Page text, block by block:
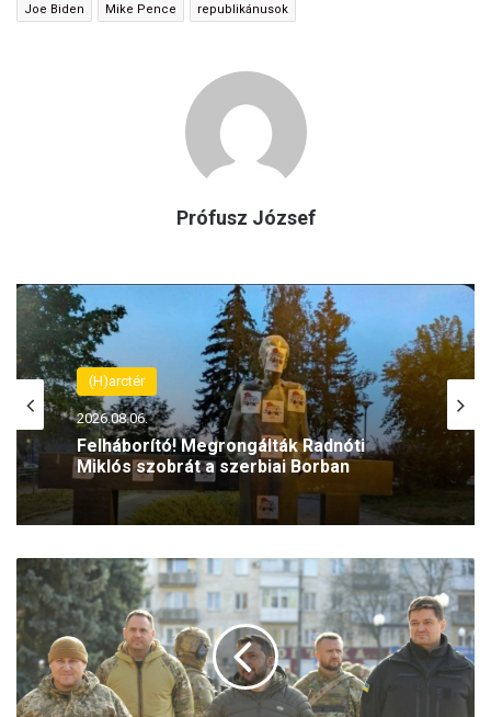
Joe Biden Mike Pence republikánusok
Prófusz József
(H)arctér
2026.08.06.
Felháborító! Megrongálták Radnóti
Miklós szobrát a szerbiai Borban
é
k
e
–
a